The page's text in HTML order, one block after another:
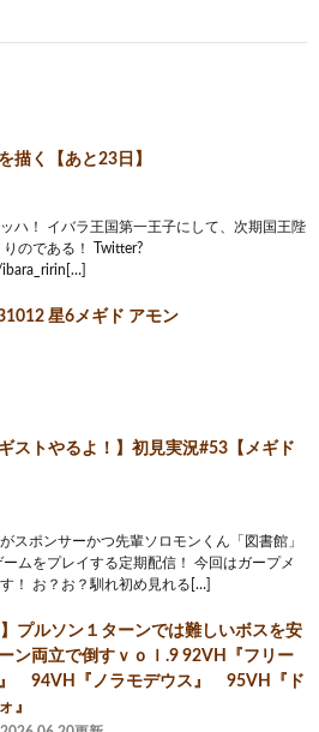
描く【あと23日】
ハ！ イバラ王国第一王子にして、次期国王陛
のである！ Twitter?
星6メギド アモン
ストやるよ！】初見実況#53【メギド
スポンサーかつ先輩ソロモンくん「図書館」
ムをプレイする定期配信！ 今回はガープメ
！ お？お？馴れ初め見れる[…]
】プルソン１ターンでは難しいボスを安
ン両立で倒すｖｏｌ.9 92VH『フリー
94VH『ノラモデウス』 95VH『ド
』